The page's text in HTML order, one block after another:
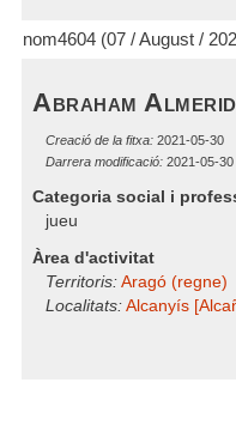
nom4604 (07 / August /
Abraham
Creació de la fitxa: 2021-05-30
Darrera modificació: 2021-05-30
Categoria social i
jueu
Àrea d'activitat
Territoris: Aragó (regne)
Localitats: Alcanyís